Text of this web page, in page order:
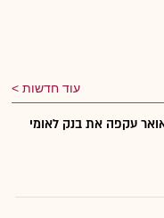
עוד חדשות
עקפה את בנק לאומי